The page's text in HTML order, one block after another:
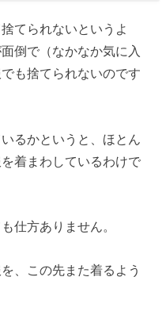
てられないというよ
倒で（なかなか気に入
も捨てられないのです
るかというと、ほとん
着まわしているわけで
仕方ありません。
、この先また着るよう